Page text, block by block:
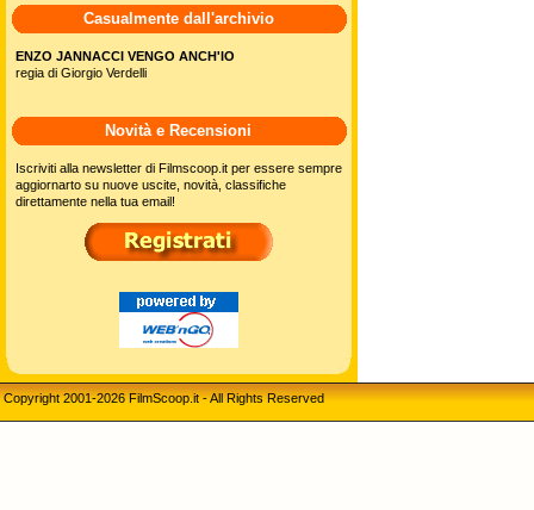
Casualmente dall'archivio
ENZO JANNACCI VENGO ANCH'IO
regia di Giorgio Verdelli
Novità e Recensioni
Iscriviti alla newsletter di Filmscoop.it per essere sempre
aggiornarto su nuove uscite, novità, classifiche
direttamente nella tua email!
Copyright 2001-2026 FilmScoop.it - All Rights Reserved